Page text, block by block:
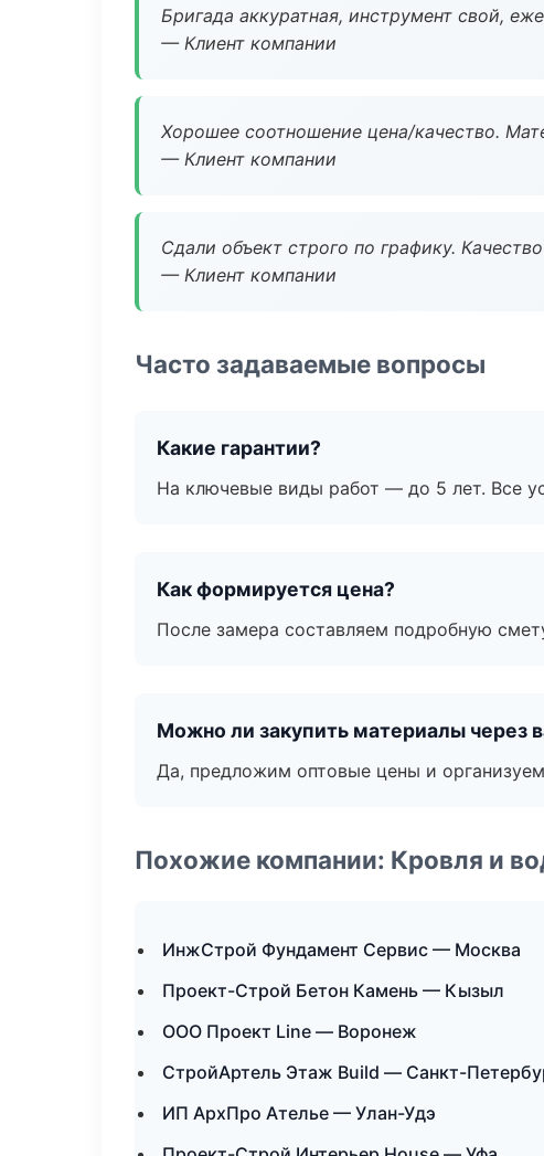
Бригада аккуратная, инструмент свой,
— Клиент компании
Хорошее соотношение цена/качество.
— Клиент компании
Сдали объект строго по графику.
— Клиент компании
Часто задаваемые вопросы
Какие гарантии?
На ключевые виды работ — до 5 лет. Все
Как формируется цена?
После замера составляем подробную
Можно ли закупить материалы через
Да, предложим оптовые цены и организуем
Похожие компании: Кровля и
ИнжСтрой Фундамент Сервис — Москва
Проект-Строй Бетон Камень — Кызыл
ООО Проект Line — Воронеж
СтройАртель Этаж Build — Санкт-
ИП АрхПро Ателье — Улан-Удэ